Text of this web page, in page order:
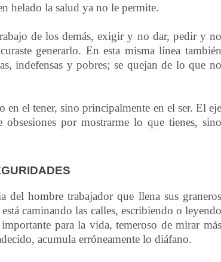
helado la salud ya no le permite.
de los demás, exigir y no dar, pedir y no
generarlo. En esta misma línea también
indefensas y pobres; se quejan de lo que no
en el tener, sino principalmente en el ser. El eje
por mostrarme lo que tienes, sino
del hombre trabajador que llena sus graneros
caminando las calles, escribiendo o leyendo
para la vida, temeroso de mirar más
acumula erróneamente lo diáfano.